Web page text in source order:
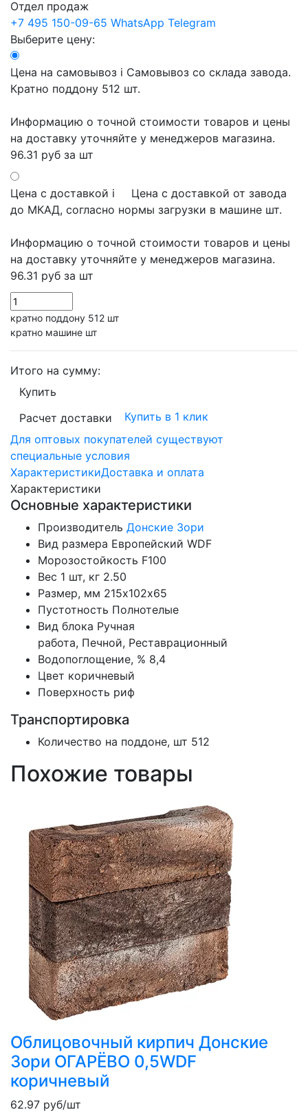
Отдел продаж
+7 495 150-09-65 WhatsApp Telegram
Выберите цену:
Цена на самовывоз i Самовывоз со склада завода.
Кратно поддону 512 шт.
Информацию о точной стоимости товаров и цены
на доставку уточняйте у менеджеров магазина.
96.31 руб за шт
Цена с доставкой i
Цена с доставкой от завода
до МКАД, согласно нормы загрузки в машине шт.
Информацию о точной стоимости товаров и цены
на доставку уточняйте у менеджеров магазина.
96.31 руб за шт
кратно поддону 512 шт
кратно машине шт
Итого на сумму:
Купить
Расчет доставки
Купить в 1 клик
Для оптовых покупателей существуют
специальные условия
ХарактеристикиДоставка и оплата
Характеристики
Основные характеристики
Производитель Донские Зори
Вид размера Европейский WDF
Морозостойкость F100
Вес 1 шт, кг 2.50
Размер, мм 215х102х65
Пустотность Полнотелые
Вид блока Ручная
работа, Печной, Реставрационный
Водопоглощение, % 8,4
Цвет коричневый
Поверхность риф
Транспортировка
Количество на поддоне, шт 512
Похожие товары
Облицовочный кирпич Донские
Зори ОГАРЁВО 0,5WDF
коричневый
62.97 руб/шт